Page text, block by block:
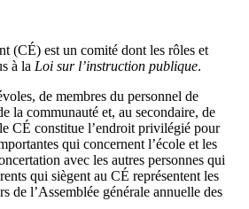
(CÉ) est un comité dont les rôles et
à la Loi sur l’instruction publique.
de membres du personnel de
la communauté et, au secondaire, de
CÉ constitue l’endroit privilégié pour
qui concernent l’école et les
avec les autres personnes qui
qui siègent au CÉ représentent les
de l’Assemblée générale annuelle des